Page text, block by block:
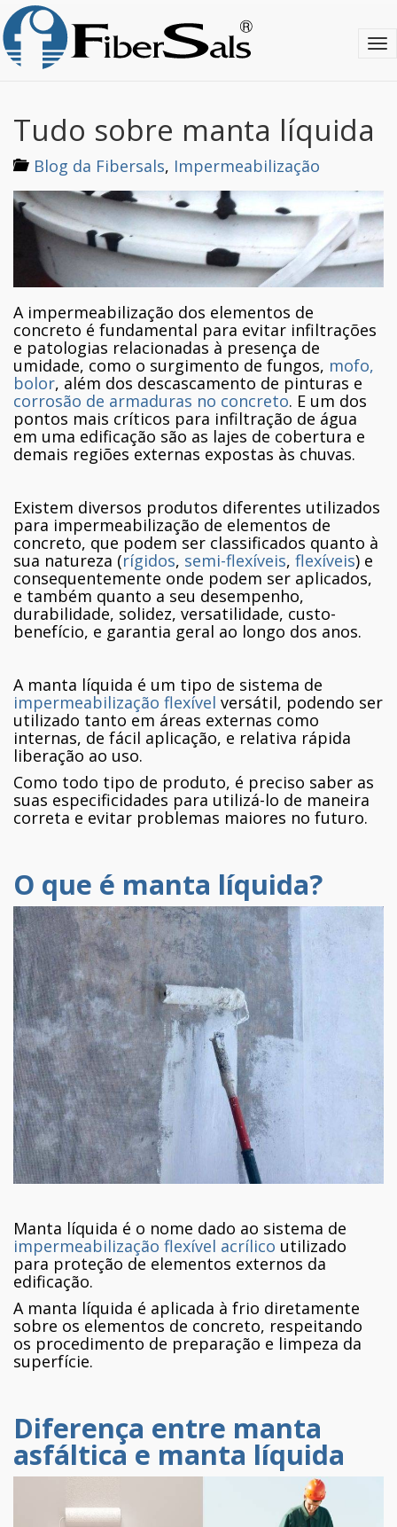
k
i
T
g
a
t
i
o
Tudo sobre manta líquida
Blog da Fibersals, Impermeabilização
A impermeabilização dos elementos de
concreto é fundamental para evitar infiltrações
e patologias relacionadas à presença de
umidade, como o surgimento de fungos, mofo,
bolor, além dos descascamento de pinturas e
corrosão de armaduras no concreto. E um dos
pontos mais críticos para infiltração de água
em uma edificação são as lajes de cobertura e
demais regiões externas expostas às chuvas.
Existem diversos produtos diferentes utilizados
para impermeabilização de elementos de
concreto, que podem ser classificados quanto à
sua natureza (rígidos, semi-flexíveis, flexíveis) e
consequentemente onde podem ser aplicados,
e também quanto a seu desempenho,
durabilidade, solidez, versatilidade, custo-
benefício, e garantia geral ao longo dos anos.
A manta líquida é um tipo de sistema de
impermeabilização flexível versátil, podendo ser
utilizado tanto em áreas externas como
internas, de fácil aplicação, e relativa rápida
liberação ao uso.
Como todo tipo de produto, é preciso saber as
suas especificidades para utilizá-lo de maneira
correta e evitar problemas maiores no futuro.
O que é manta líquida?
Manta líquida é o nome dado ao sistema de
impermeabilização flexível acrílico utilizado
para proteção de elementos externos da
edificação.
A manta líquida é aplicada à frio diretamente
sobre os elementos de concreto, respeitando
os procedimento de preparação e limpeza da
superfície.
Diferença entre manta
asfáltica e manta líquida